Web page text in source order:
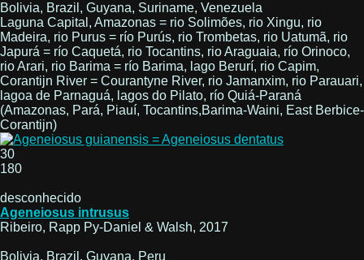
Bolivia, Brazil, Guyana, Suriname, Venezuela
Laguna Capital, Amazonas = rio Solimões, rio Xingu, rio
Madeira, rio Purus = río Purús, rio Trombetas, rio Uatumã, rio
Japurá = río Caquetá, rio Tocantins, rio Araguaia, río Orinoco,
rio Arari, rio Barima = río Barima, lago Berurí, rio Capim,
Corantijn River = Courantyne River, rio Jamanxim, rio Parauari,
lagoa de Parnaguá, lagos do Pilato, río Quiá-Paraná
(Amazonas, Pará, Piauí, Tocantins,Barima-Waini, East Berbice-
Corantijn)
30
180
desconhecido
Ageneiosus intrusus
Ribeiro, Rapp Py-Daniel & Walsh, 2017
Bolivia, Brazil, Guyana, Peru